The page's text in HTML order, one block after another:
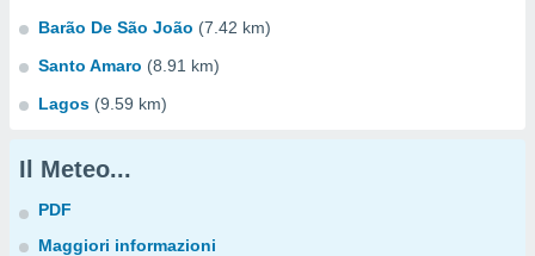
Barão De São João (7.42 km)
Santo Amaro (8.91 km)
Lagos (9.59 km)
Il Meteo...
PDF
Maggiori informazioni